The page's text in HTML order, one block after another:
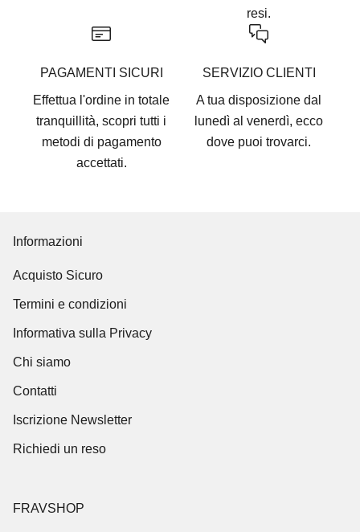
resi.
PAGAMENTI SICURI
Effettua l'ordine in totale
tranquillità, scopri tutti i
metodi di pagamento
accettati.
SERVIZIO CLIENTI
A tua disposizione dal
lunedì al venerdì, ecco
dove puoi trovarci.
Informazioni
Acquisto Sicuro
Termini e condizioni
Informativa sulla Privacy
Chi siamo
Contatti
Iscrizione Newsletter
Richiedi un reso
FRAVSHOP